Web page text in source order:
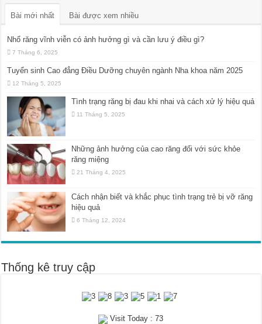
Bài mới nhất Bài được xem nhiều
Nhổ răng vĩnh viễn có ảnh hưởng gì và cần lưu ý điều gì?
7 Tháng 6, 2025
Tuyển sinh Cao đẳng Điều Dưỡng chuyên ngành Nha khoa năm 2025
12 Tháng 5, 2025
Tình trạng răng bị đau khi nhai và cách xử lý hiệu quả
11 Tháng 5, 2025
Những ảnh hưởng của cao răng đối với sức khỏe
răng miệng
21 Tháng 4, 2025
Cách nhận biết và khắc phục tình trạng trẻ bị vỡ răng
hiệu quả
6 Tháng 12, 2024
Thống kê truy cập
Visit Today : 73